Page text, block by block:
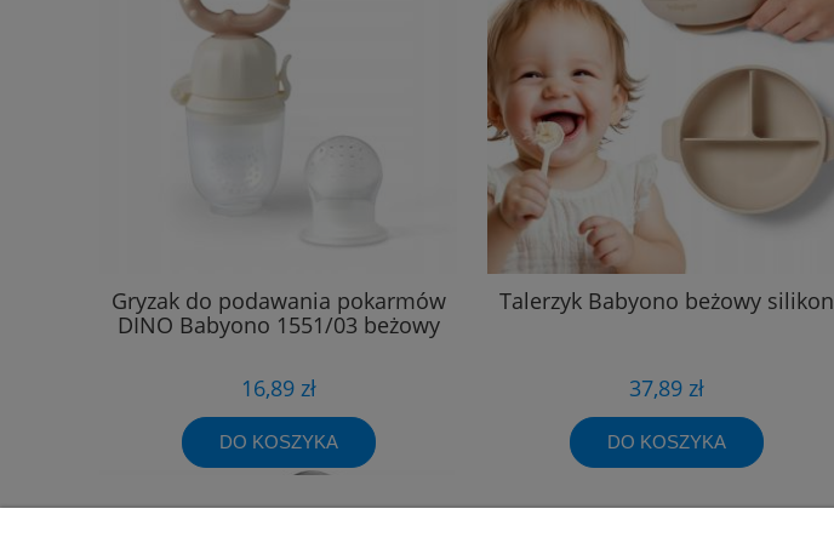
Gryzak do podawania pokarmów
DINO Babyono 1551/03 beżowy
16,89 zł
DO KOSZYKA
Talerzyk Babyono beżowy silikon
37,89 zł
DO KOSZYKA